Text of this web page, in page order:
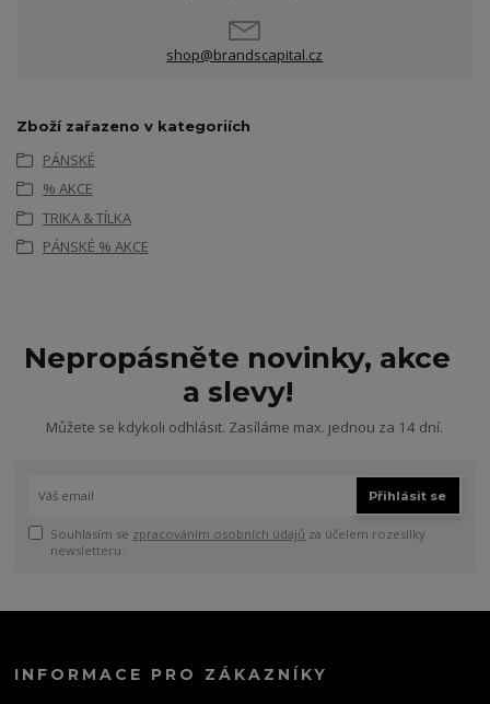
shop@brandscapital.cz
Zboží zařazeno v kategoriích
PÁNSKÉ
% AKCE
TRIKA & TÍLKA
PÁNSKÉ % AKCE
Nepropásněte novinky, akce
a slevy!
Můžete se kdykoli odhlásit. Zasíláme max. jednou za 14 dní.
Přihlásit se
Souhlasím se zpracováním osobních údajů za účelem rozesílky
newsletteru.
INFORMACE PRO ZÁKAZNÍKY